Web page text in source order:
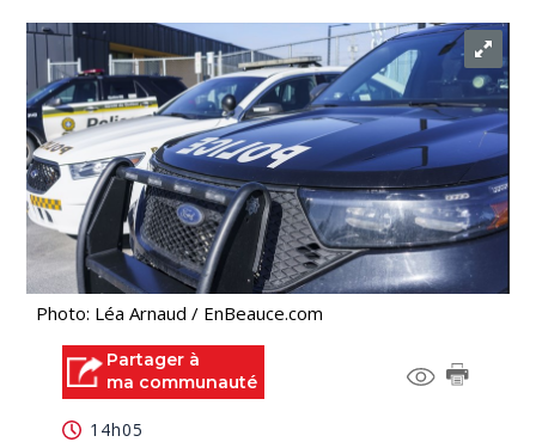
Photo: Léa Arnaud / EnBeauce.com
Partager à
ma communauté
14h05